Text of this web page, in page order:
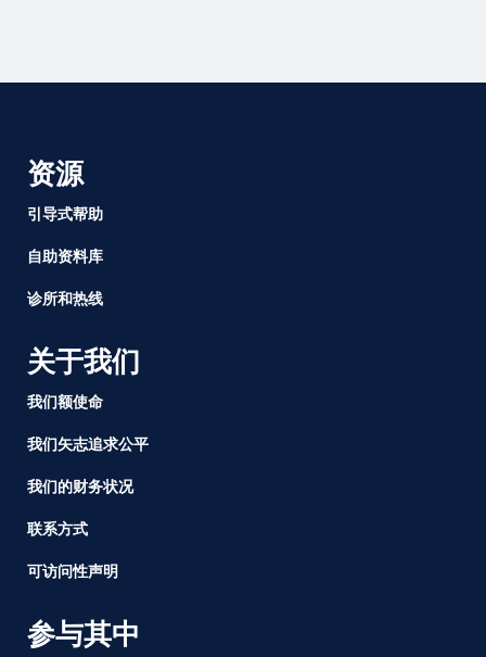
资源
引导式帮助
自助资料库
诊所和热线
关于我们
我们额使命
我们矢志追求公平
我们的财务状况
联系方式
可访问性声明
参与其中